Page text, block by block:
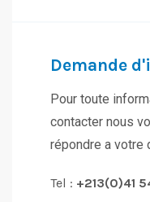
Demande
Pour toute
contacter nous
répondre a votre
Tel : +213(0)41